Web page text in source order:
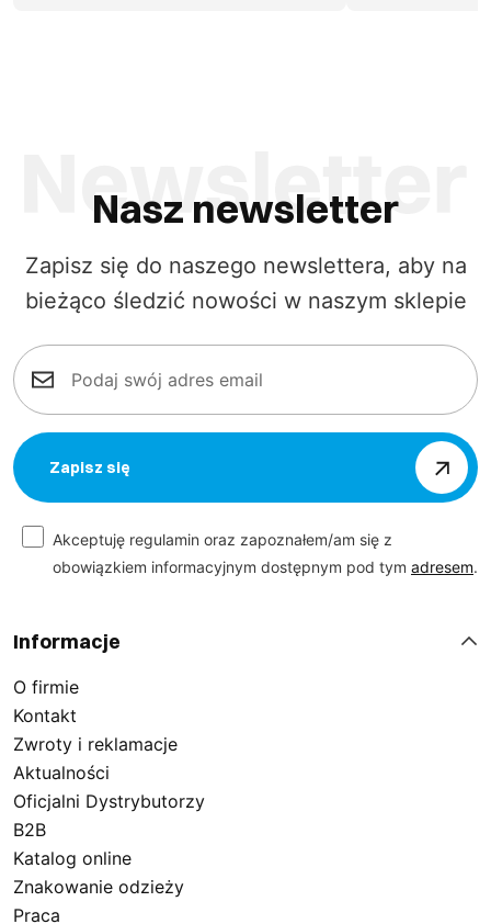
Nasz newsletter
Zapisz się do naszego newslettera, aby na
bieżąco śledzić nowości w naszym sklepie
Zapisz się
Akceptuję regulamin oraz zapoznałem/am się z
obowiązkiem informacyjnym dostępnym pod tym adresem.
Informacje
O firmie
Kontakt
Zwroty i reklamacje
Aktualności
Oficjalni Dystrybutorzy
B2B
Katalog online
Znakowanie odzieży
Praca